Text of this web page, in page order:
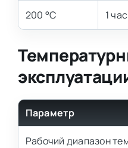
200 °С 1 час
Параметр
Рабочий диапазон